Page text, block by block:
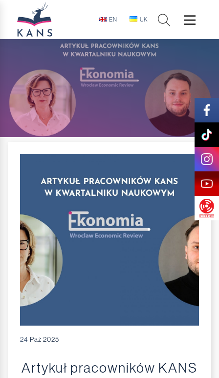
EN UK
24 Paź 2025
Artykuł pracowników KANS